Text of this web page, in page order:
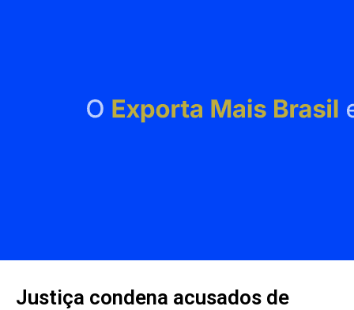
Justiça condena acusados de